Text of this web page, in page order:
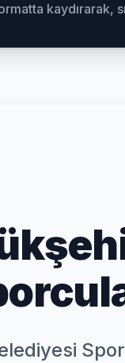
kaydırarak,